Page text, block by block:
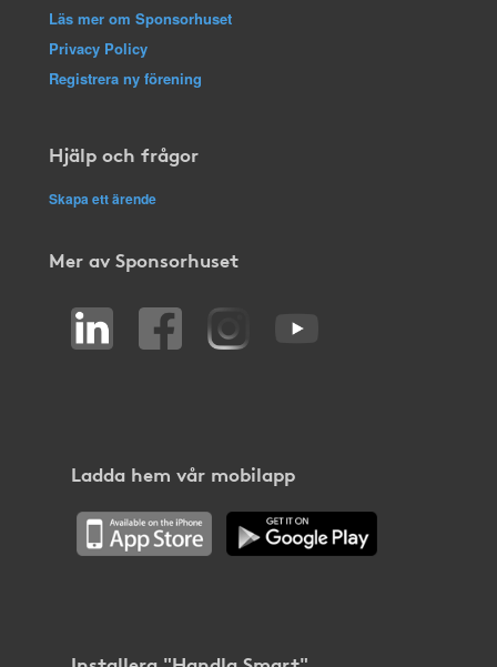
Läs mer om Sponsorhuset
Privacy Policy
Registrera ny förening
Hjälp och frågor
Skapa ett ärende
Mer av Sponsorhuset
Ladda hem vår mobilapp